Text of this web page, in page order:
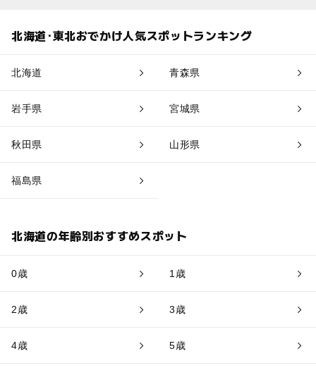
北海道･東北おでかけ人気スポットランキング
北海道 青森県
岩手県 宮城県
秋田県 山形県
福島県
北海道の年齢別おすすめスポット
0歳 1歳
2歳 3歳
4歳 5歳